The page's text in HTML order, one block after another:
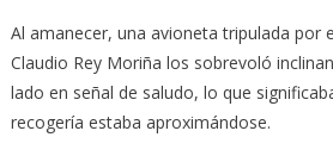
Al amanecer, una avioneta tripulada por
Claudio Rey Moriña los sobrevoló
lado en señal de saludo, lo que
recogería estaba aproximándose.